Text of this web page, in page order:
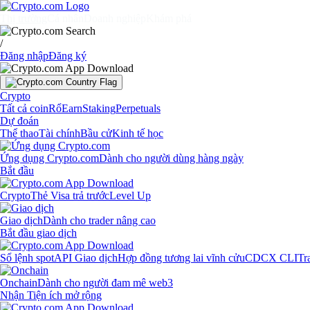
/
Đăng nhậpĐăng ký
Crypto
Tất cả coinRổEarnStakingPerpetuals
Dự đoán
Thể thaoTài chínhBầu cửKinh tế học
Ứng dụng Crypto.comDành cho người dùng hàng ngày
Bắt đầu
CryptoThẻ Visa trả trướcLevel Up
Giao dịchDành cho trader nâng cao
Bắt đầu giao dịch
Sổ lệnh spotAPI Giao dịchHợp đồng tương lai vĩnh cửuCDCX CLI
OnchainDành cho người đam mê web3
Nhận Tiện ích mở rộng